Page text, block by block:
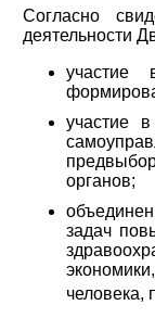
Согласно
деятельности
участие
участие
органов;
задач
человека,